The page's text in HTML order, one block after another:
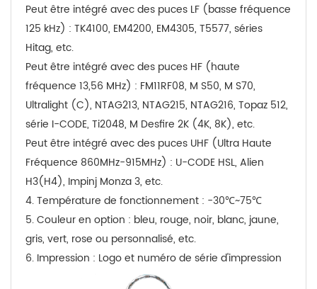
Peut être intégré avec des puces LF (basse fréquence
125 kHz) : TK4100, EM4200, EM4305, T5577, séries
Hitag, etc.
Peut être intégré avec des puces HF (haute
fréquence 13,56 MHz) : FM11RF08, M S50, M S70,
Ultralight (C), NTAG213, NTAG215, NTAG216, Topaz 512,
série I-CODE, Ti2048, M Desfire 2K (4K, 8K), etc.
Peut être intégré avec des puces UHF (Ultra Haute
Fréquence 860MHz-915MHz) : U-CODE HSL, Alien
H3(H4), Impinj Monza 3, etc.
4. Température de fonctionnement : -30℃~75℃
5. Couleur en option : bleu, rouge, noir, blanc, jaune,
gris, vert, rose ou personnalisé, etc.
6. Impression : Logo et numéro de série d'impression